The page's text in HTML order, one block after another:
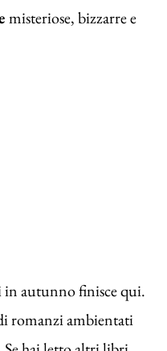
misteriose, bizzarre e
autunno finisce qui.
romanzi ambientati